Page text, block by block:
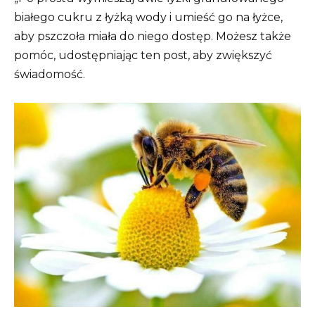
białego cukru z łyżką wody i umieść go na łyżce,
aby pszczoła miała do niego dostęp. Możesz także
pomóc, udostępniając ten post, aby zwiększyć
świadomość.